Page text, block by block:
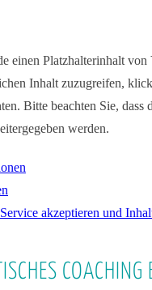
einen Platzhalterinhalt von
Inhalt zuzugreifen,
Bitte beachten Sie, dass
werden.
akzeptieren und
COACHING